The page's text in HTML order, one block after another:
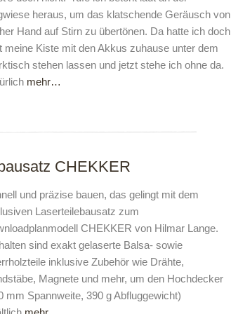
heraus, um das klatschende Geräusch von
Hand auf Stirn zu übertönen. Da hatte ich doch
meine Kiste mit den Akkus zuhause unter dem
stehen lassen und jetzt stehe ich ohne da.
mehr…
CHEKKER
und präzise bauen, das gelingt mit dem
Laserteilebausatz zum
CHEKKER von Hilmar Lange.
sind exakt gelaserte Balsa- sowie
inklusive Zubehör wie Drähte,
Magnete und mehr, um den Hochdecker
mm Spannweite, 390 g Abfluggewicht)